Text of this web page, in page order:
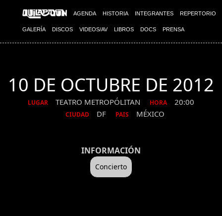
AGENDA HISTORIA INTEGRANTES REPERTORIO
GALERÍA DISCOS VIDEOS/AV LIBROS DOCS PRENSA
10 DE OCTUBRE DE 2012
LUGAR TEATRO METROPÓLITAN HORA 20:00
CIUDAD DF PAIS MÉXICO
INFORMACIÓN
Concierto